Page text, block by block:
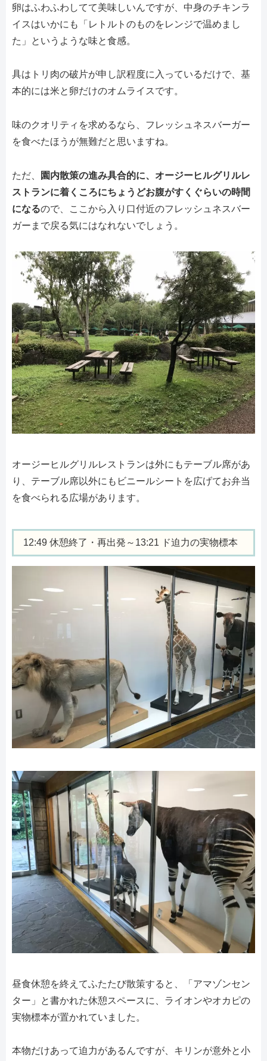
卵はふわふわしてて美味しいんですが、中身のチキンラ
イスはいかにも「レトルトのものをレンジで温めまし
た」というような味と食感。
具はトリ肉の破片が申し訳程度に入っているだけで、基
本的には米と卵だけのオムライスです。
味のクオリティを求めるなら、フレッシュネスバーガー
を食べたほうが無難だと思いますね。
ただ、
園内散策の進み具合的に、オージーヒルグリルレ
ストランに着くころにちょうどお腹がすくぐらいの時間
になるので、ここから入り口付近のフレッシュネスバー
ガーまで戻る気にはなれないでしょう。
オージーヒルグリルレストランは外にもテーブル席があ
り、テーブル席以外にもビニールシートを広げてお弁当
を食べられる広場があります。
12:49 休憩終了・再出発～13:21 ド迫力の実物標本
昼食休憩を終えてふたたび散策すると、「アマゾンセン
ター」と書かれた休憩スペースに、ライオンやオカピの
実物標本が置かれていました。
本物だけあって迫力があるんですが、キリンが意外と小